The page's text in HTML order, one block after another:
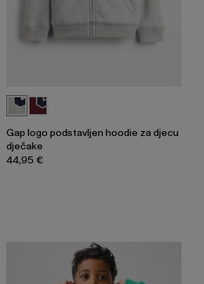
Gap logo podstavljen hoodie za djecu
dječake
44,95 €